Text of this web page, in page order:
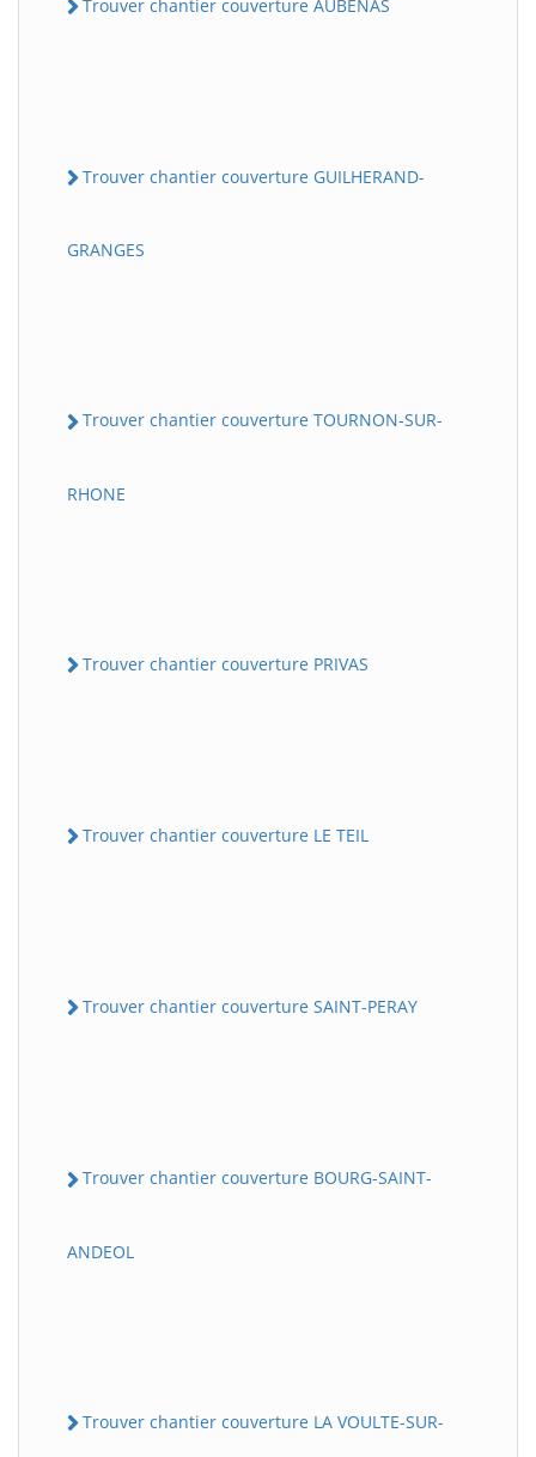
Trouver chantier couverture AUBENAS
Trouver chantier couverture GUILHERAND-
GRANGES
Trouver chantier couverture TOURNON-SUR-
RHONE
Trouver chantier couverture PRIVAS
Trouver chantier couverture LE TEIL
Trouver chantier couverture SAINT-PERAY
Trouver chantier couverture BOURG-SAINT-
ANDEOL
Trouver chantier couverture LA VOULTE-SUR-